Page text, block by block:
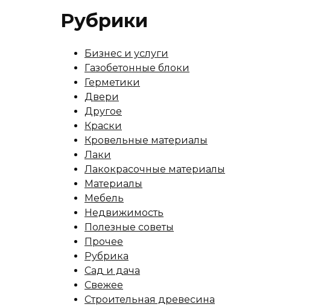
Рубрики
Бизнес и услуги
Газобетонные блоки
Герметики
Двери
Другое
Краски
Кровельные материалы
Лаки
Лакокрасочные материалы
Материалы
Мебель
Недвижимость
Полезные советы
Прочее
Рубрика
Сад и дача
Свежее
Строительная древесина